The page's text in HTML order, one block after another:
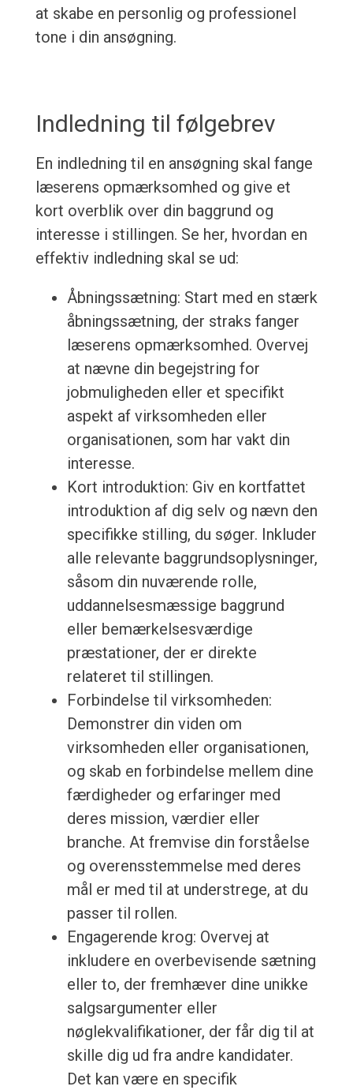
at skabe en personlig og professionel
tone i din ansøgning.
Indledning til følgebrev
En indledning til en ansøgning skal fange
læserens opmærksomhed og give et
kort overblik over din baggrund og
interesse i stillingen. Se her, hvordan en
effektiv indledning skal se ud:
Åbningssætning: Start med en stærk
åbningssætning, der straks fanger
læserens opmærksomhed. Overvej
at nævne din begejstring for
jobmuligheden eller et specifikt
aspekt af virksomheden eller
organisationen, som har vakt din
interesse.
Kort introduktion: Giv en kortfattet
introduktion af dig selv og nævn den
specifikke stilling, du søger. Inkluder
alle relevante baggrundsoplysninger,
såsom din nuværende rolle,
uddannelsesmæssige baggrund
eller bemærkelsesværdige
præstationer, der er direkte
relateret til stillingen.
Forbindelse til virksomheden:
Demonstrer din viden om
virksomheden eller organisationen,
og skab en forbindelse mellem dine
færdigheder og erfaringer med
deres mission, værdier eller
branche. At fremvise din forståelse
og overensstemmelse med deres
mål er med til at understrege, at du
passer til rollen.
Engagerende krog: Overvej at
inkludere en overbevisende sætning
eller to, der fremhæver dine unikke
salgsargumenter eller
nøglekvalifikationer, der får dig til at
skille dig ud fra andre kandidater.
Det kan være en specifik